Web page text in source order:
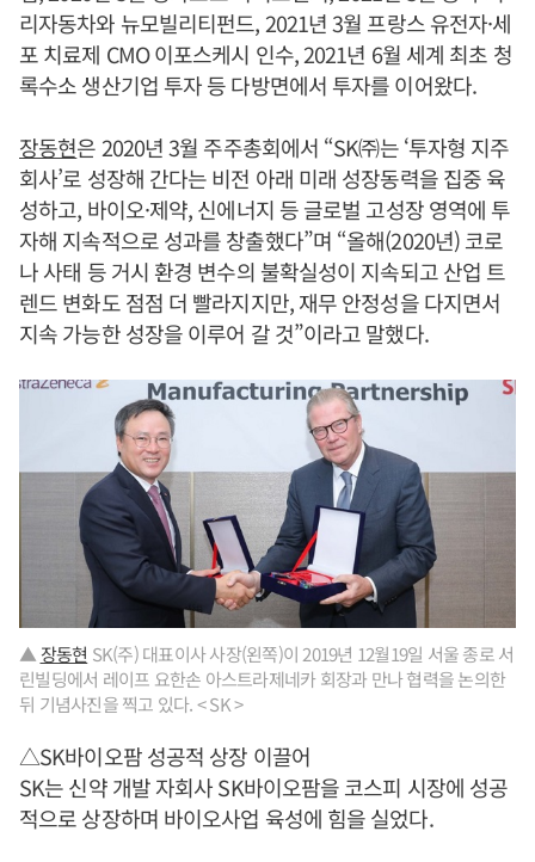
리자동차와 뉴모빌리티펀드, 2021년 3월 프랑스 유전자·세
포 치료제 CMO 이포스케시 인수, 2021년 6월 세계 최초 청
록수소 생산기업 투자 등 다방면에서 투자를 이어왔다.
장동현은 2020년 3월 주주총회에서 “SK㈜는 ‘투자형 지주
회사’로 성장해 간다는 비전 아래 미래 성장동력을 집중 육
성하고, 바이오·제약, 신에너지 등 글로벌 고성장 영역에 투
자해 지속적으로 성과를 창출했다”며 “올해(2020년) 코로
나 사태 등 거시 환경 변수의 불확실성이 지속되고 산업 트
렌드 변화도 점점 더 빨라지지만, 재무 안정성을 다지면서
지속 가능한 성장을 이루어 갈 것”이라고 말했다.
▲ 장동현 SK(주) 대표이사 사장(왼쪽)이 2019년 12월19일 서울 종로 서
린빌딩에서 레이프 요한손 아스트라제네카 회장과 만나 협력을 논의한
뒤 기념사진을 찍고 있다. < SK >
△SK바이오팜 성공적 상장 이끌어
SK는 신약 개발 자회사 SK바이오팜을 코스피 시장에 성공
적으로 상장하며 바이오사업 육성에 힘을 실었다.